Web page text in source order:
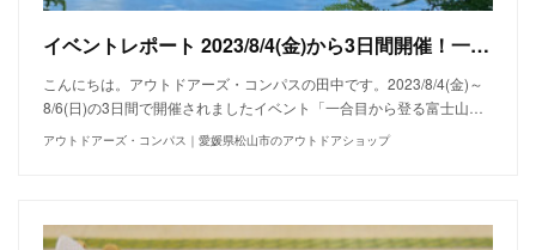
イベントレポート 2023/8/4(金)から3日間開催！一合目から登る富士山チャレンジ Part1
こんにちは。アウトドアーズ・コンパスの田中です。2023/8/4(金)～
8/6(日)の3日間で開催されましたイベント「一合目から登る富士山…
アウトドアーズ・コンパス｜愛媛県松山市のアウトドアショップ